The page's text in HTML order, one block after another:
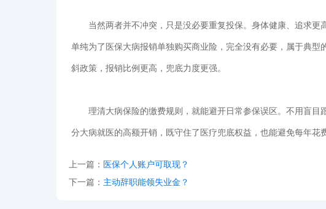
当然两者并不冲突，只是没必要重复投保。身体健康、追求更
单纯为了医保大病报销单独购买商业险，完全没有必要，属于典
斜政策，报销比例更高，兜底力度更强。
理清大病保险的缴费规则，就能避开日常参保误区。不用盲目
分大病就医的高额开销，既守住了医疗兜底权益，也能避免每年花
上一篇： 医保个人账户可取现？
下一篇： 主动辞职能领失业金？